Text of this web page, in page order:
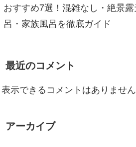
おすすめ7選！混雑なし・絶景
呂・家族風呂を徹底ガイド
最近のコメント
表示できるコメントはありません
アーカイブ